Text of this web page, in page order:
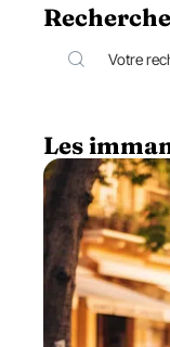
Recherche
Les